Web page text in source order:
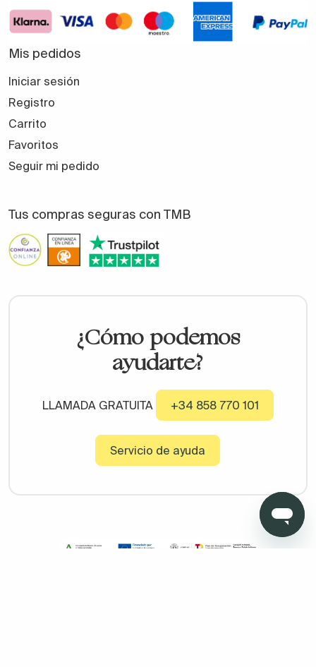
Mis pedidos
Iniciar sesión
Registro
Carrito
Favoritos
Seguir mi pedido
Tus compras seguras con TMB
¿Cómo podemos
ayudarte?
LLAMADA GRATUITA +34 858 770 101
Servicio de ayuda